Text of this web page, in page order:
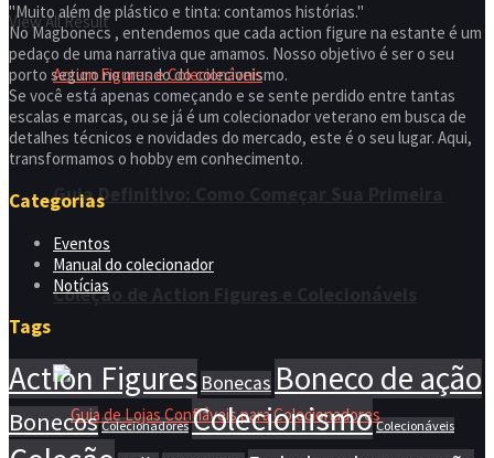
Guia Definitivo: Como Começar Sua Primeira
Coleção de Action Figures e Colecionáveis
View All Result
"Muito além de plástico e tinta: contamos histórias."
No Magbonecs , entendemos que cada action figure na estante é um
pedaço de uma narrativa que amamos. Nosso objetivo é ser o seu
porto seguro no mundo do colecionismo.
Se você está apenas começando e se sente perdido entre tantas
escalas e marcas, ou se já é um colecionador veterano em busca de
detalhes técnicos e novidades do mercado, este é o seu lugar. Aqui,
transformamos o hobby em conhecimento.
Categorias
Eventos
Manual do colecionador
Notícias
Tags
Action Figures Bonecas Boneco de ação
Bonecos Colecionadores Colecionismo Colecionáveis